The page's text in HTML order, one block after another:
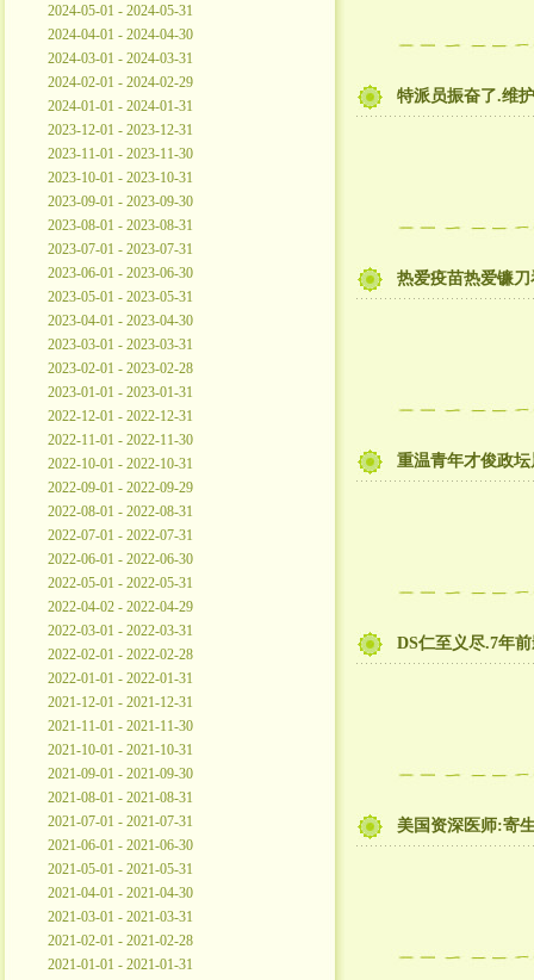
2024-05-01 - 2024-05-31
2024-04-01 - 2024-04-30
2024-03-01 - 2024-03-31
2024-02-01 - 2024-02-29
2024-01-01 - 2024-01-31
2023-12-01 - 2023-12-31
2023-11-01 - 2023-11-30
2023-10-01 - 2023-10-31
2023-09-01 - 2023-09-30
2023-08-01 - 2023-08-31
2023-07-01 - 2023-07-31
2023-06-01 - 2023-06-30
2023-05-01 - 2023-05-31
2023-04-01 - 2023-04-30
2023-03-01 - 2023-03-31
2023-02-01 - 2023-02-28
2023-01-01 - 2023-01-31
2022-12-01 - 2022-12-31
2022-11-01 - 2022-11-30
2022-10-01 - 2022-10-31
2022-09-01 - 2022-09-29
2022-08-01 - 2022-08-31
2022-07-01 - 2022-07-31
2022-06-01 - 2022-06-30
2022-05-01 - 2022-05-31
2022-04-02 - 2022-04-29
2022-03-01 - 2022-03-31
2022-02-01 - 2022-02-28
2022-01-01 - 2022-01-31
2021-12-01 - 2021-12-31
2021-11-01 - 2021-11-30
2021-10-01 - 2021-10-31
2021-09-01 - 2021-09-30
2021-08-01 - 2021-08-31
2021-07-01 - 2021-07-31
2021-06-01 - 2021-06-30
2021-05-01 - 2021-05-31
2021-04-01 - 2021-04-30
2021-03-01 - 2021-03-31
2021-02-01 - 2021-02-28
2021-01-01 - 2021-01-31
特派员振奋了.维
热爱疫苗热爱镰
重温青年才俊政
DS仁至义尽.7年
美国资深医师:寄